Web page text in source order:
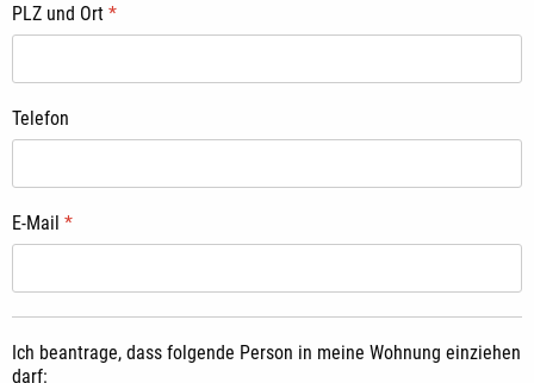
PLZ und Ort *
Telefon
E-Mail *
Ich beantrage, dass folgende Person in meine Wohnung einziehen
darf: